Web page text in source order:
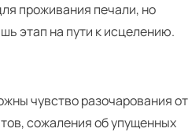
проживания печали, но
этап на пути к исцелению.
чувство разочарования от
сожаления об упущенных